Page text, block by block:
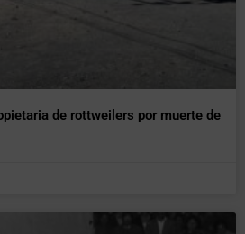
de rottweilers por muerte de